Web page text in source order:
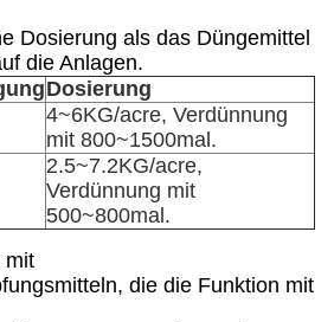
Dosierung als das Düngemittel
die Anlagen.
Dosierung
4~6KG/acre, Verdünnung
mit 800~1500mal.
2.5~7.2KG/acre,
Verdünnung mit
500~800mal.
mit
die die Funktion mit